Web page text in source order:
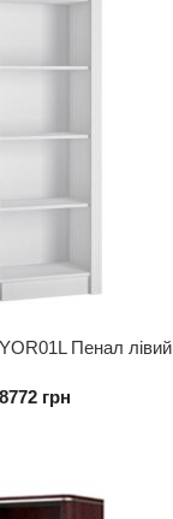
Пенал лівий
8772 грн